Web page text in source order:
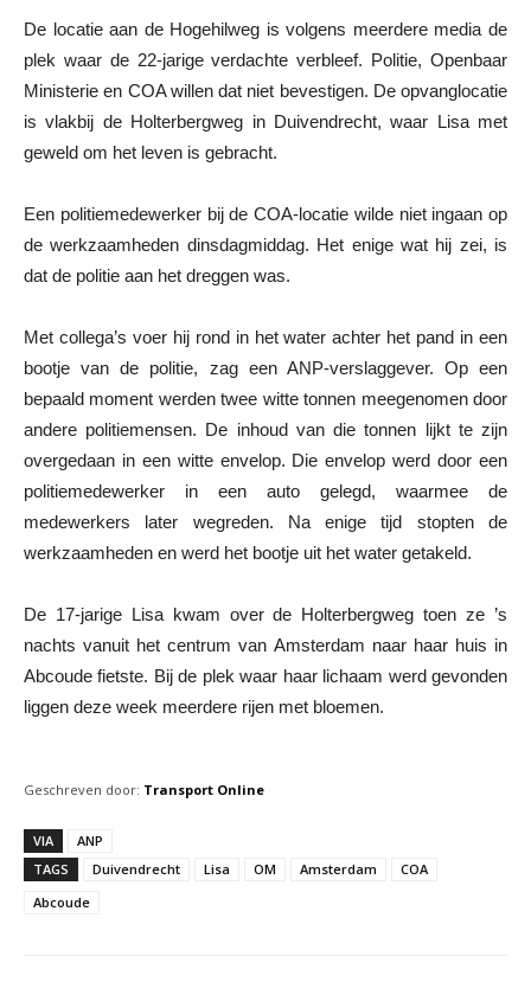
De locatie aan de Hogehilweg is volgens meerdere media de
plek waar de 22-jarige verdachte verbleef. Politie, Openbaar
Ministerie en COA willen dat niet bevestigen. De opvanglocatie
is vlakbij de Holterbergweg in Duivendrecht, waar Lisa met
geweld om het leven is gebracht.
Een politiemedewerker bij de COA-locatie wilde niet ingaan op
de werkzaamheden dinsdagmiddag. Het enige wat hij zei, is
dat de politie aan het dreggen was.
Met collega’s voer hij rond in het water achter het pand in een
bootje van de politie, zag een ANP-verslaggever. Op een
bepaald moment werden twee witte tonnen meegenomen door
andere politiemensen. De inhoud van die tonnen lijkt te zijn
overgedaan in een witte envelop. Die envelop werd door een
politiemedewerker in een auto gelegd, waarmee de
medewerkers later wegreden. Na enige tijd stopten de
werkzaamheden en werd het bootje uit het water getakeld.
De 17-jarige Lisa kwam over de Holterbergweg toen ze ’s
nachts vanuit het centrum van Amsterdam naar haar huis in
Abcoude fietste. Bij de plek waar haar lichaam werd gevonden
liggen deze week meerdere rijen met bloemen.
Geschreven door: Transport Online
VIA
ANP
TAGS
Duivendrecht Lisa OM Amsterdam
COA
Abcoude